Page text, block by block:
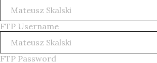
FTP Username
FTP Password